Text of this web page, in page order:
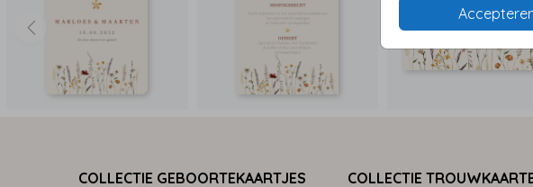
COLLECTIE GEBOORTEKAARTJES COLLECTIE